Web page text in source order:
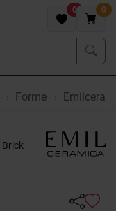
0 0
Forme